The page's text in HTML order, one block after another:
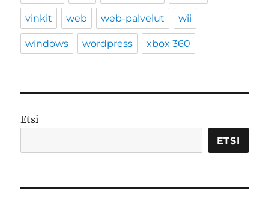
vinkit web web-palvelut wii
windows wordpress xbox 360
Etsi
ETSI